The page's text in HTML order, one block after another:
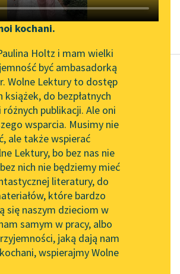
Zgłoś brak utworu
Narzędzia
Mapa Wolnych Lektur
Leśmianator
Przewodnik dla piszących i
czytających
API
OAI-PMH
Widget Wolnych Lektur
Przypisy
kochani.
Holtz i mam wielki
być ambasadorką
Wolne Lektury to dostęp
książek, do bezpłatnych
publikacji. Ale oni
wsparcia. Musimy nie
ale także wspierać
Lektury, bo bez nas nie
nich nie będziemy mieć
literatury, do
które bardzo
się naszym dzieciom w
samym w pracy, albo
jaką dają nam
wspierajmy Wolne
Kasprzak
Bartosz Dłubała
***
mama mówiła że idzie
się powiesić
jak schnąca bielizna na
sznurku
widzieliśmy tam
szkielet zakuty...
Czytaj więcej